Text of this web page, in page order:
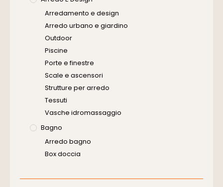
Arredamento e design
Arredo urbano e giardino
Outdoor
Piscine
Porte e finestre
Scale e ascensori
Strutture per arredo
Tessuti
Vasche idromassaggio
Bagno
Arredo bagno
Box doccia
Placche di comando per wc